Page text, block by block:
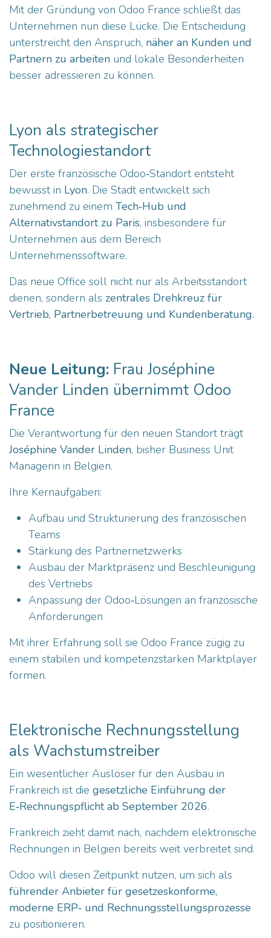
Mit der Gründung von Odoo France schließt das
Unternehmen nun diese Lücke. Die Entscheidung
unterstreicht den Anspruch, näher an Kunden und
Partnern zu arbeiten und lokale Besonderheiten
besser adressieren zu können.
Lyon als strategischer
Technologiestandort
Der erste französische Odoo‑Standort entsteht
bewusst in Lyon. Die Stadt entwickelt sich
zunehmend zu einem Tech‑Hub und
Alternativstandort zu Paris, insbesondere für
Unternehmen aus dem Bereich
Unternehmenssoftware.
Das neue Office soll nicht nur als Arbeitsstandort
dienen, sondern als zentrales Drehkreuz für
Vertrieb, Partnerbetreuung und Kundenberatung.
Neue Leitung: Frau Joséphine
Vander Linden übernimmt Odoo
France
Die Verantwortung für den neuen Standort trägt
Joséphine Vander Linden, bisher Business Unit
Managerin in Belgien.
Ihre Kernaufgaben:
Aufbau und Strukturierung des französischen
Teams
Stärkung des Partnernetzwerks
Ausbau der Marktpräsenz und Beschleunigung
des Vertriebs
Anpassung der Odoo‑Lösungen an französische
Anforderungen
Mit ihrer Erfahrung soll sie Odoo France zügig zu
einem stabilen und kompetenzstarken Marktplayer
formen.
Elektronische Rechnungsstellung
als Wachstumstreiber
Ein wesentlicher Auslöser für den Ausbau in
Frankreich ist die gesetzliche Einführung der
E‑Rechnungspflicht ab September 2026.
Frankreich zieht damit nach, nachdem elektronische
Rechnungen in Belgien bereits weit verbreitet sind.
Odoo will diesen Zeitpunkt nutzen, um sich als
führender Anbieter für gesetzeskonforme,
moderne ERP‑ und Rechnungsstellungsprozesse
zu positionieren.